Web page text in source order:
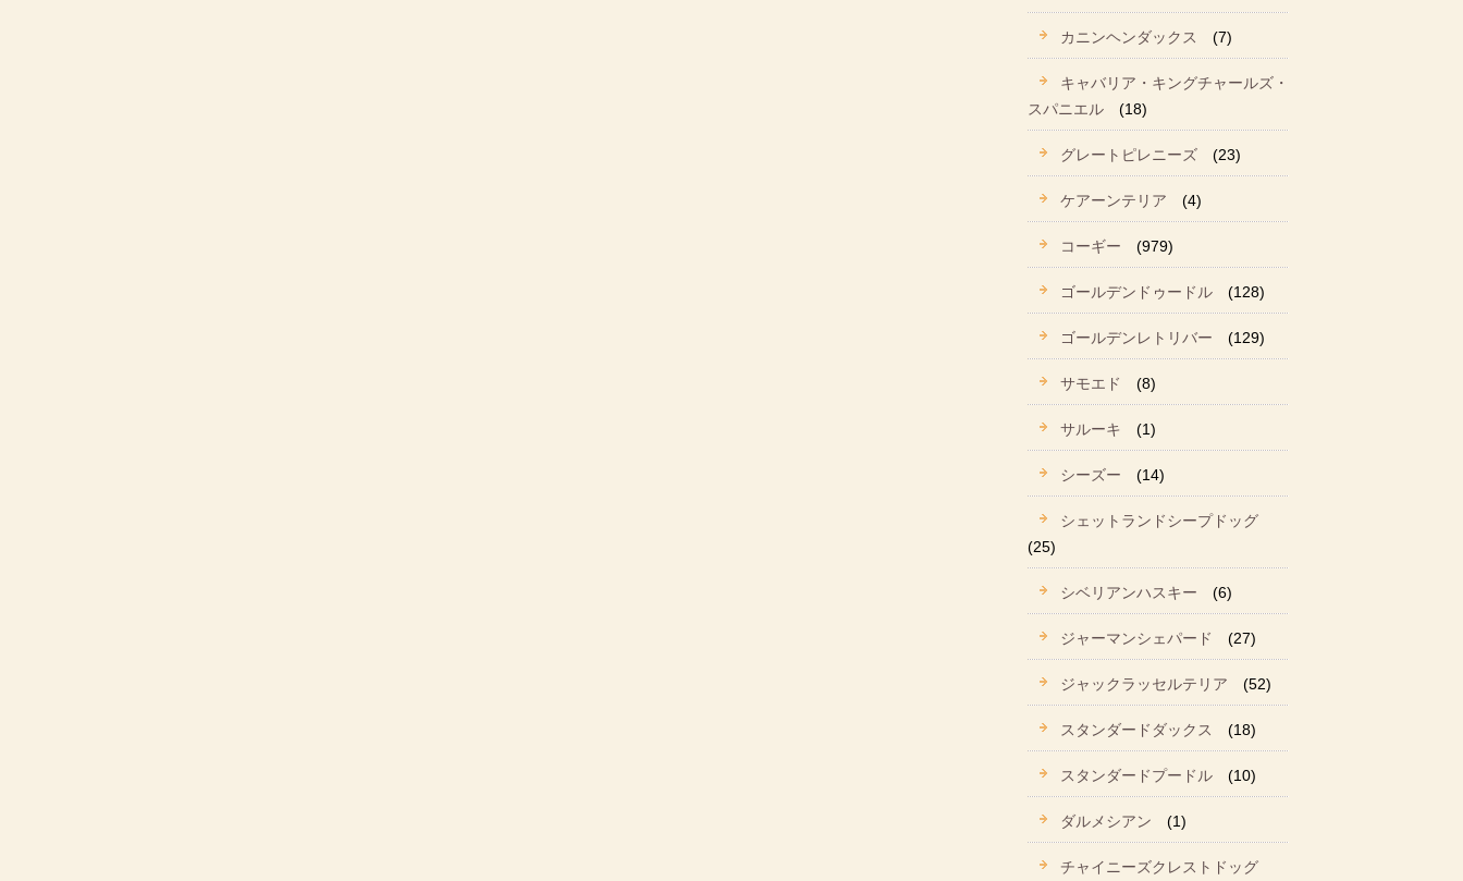
カニンヘンダックス (7)
キャバリア・キングチャールズ・
スパニエル
(18)
グレートピレニーズ (23)
ケアーンテリア (4)
コーギー (979)
ゴールデンドゥードル (128)
ゴールデンレトリバー (129)
サモエド (8)
サルーキ (1)
シーズー (14)
シェットランドシープドッグ
(25)
シベリアンハスキー (6)
ジャーマンシェパード (27)
ジャックラッセルテリア (52)
スタンダードダックス (18)
スタンダードプードル (10)
ダルメシアン (1)
チャイニーズクレストドッグ